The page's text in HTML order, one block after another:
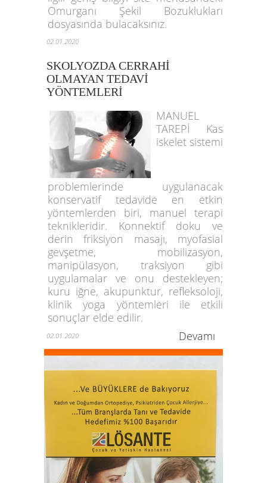
Omurganı Şekil Bozuklukları
dosyasında bulacaksınız.
02.01.2020
SKOLYOZDA CERRAHİ
OLMAYAN TEDAVİ
YÖNTEMLERİ
MANUEL
TAREPİ Kas
iskelet sistemi
problemlerinde uygulanacak
konservatif tedavide en etkin
yöntemlerden biri, manuel terapi
teknikleridir. Konnektif doku ve
derin friksiyon masajı, myofasial
gevşetme, mobilizasyon,
manipülasyon, traksiyon gibi
uygulamalar ve onu destekleyen;
kuru iğne, akupunktur, refleksoloji,
klinik yoga yöntemleri ile etkili
sonuçlar elde edilir.
02.01.2020 Devamı